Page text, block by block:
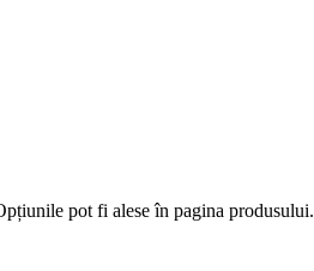
pot fi alese în pagina produsului.